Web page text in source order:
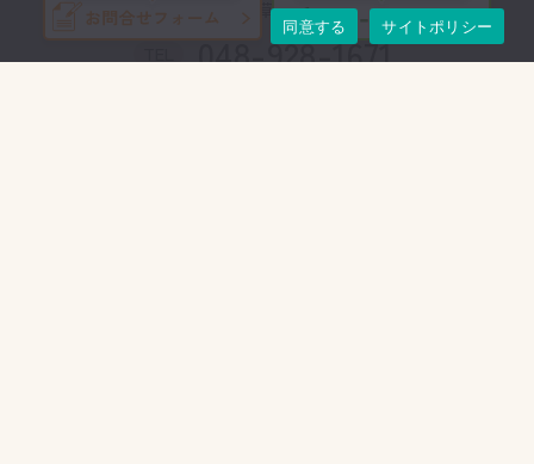
〒340-0035 埼玉県草加市西町942番地22
048-928-1671
同意する サイトポリシー